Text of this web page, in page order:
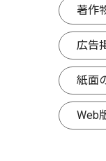
著作
広告
紙面
Web